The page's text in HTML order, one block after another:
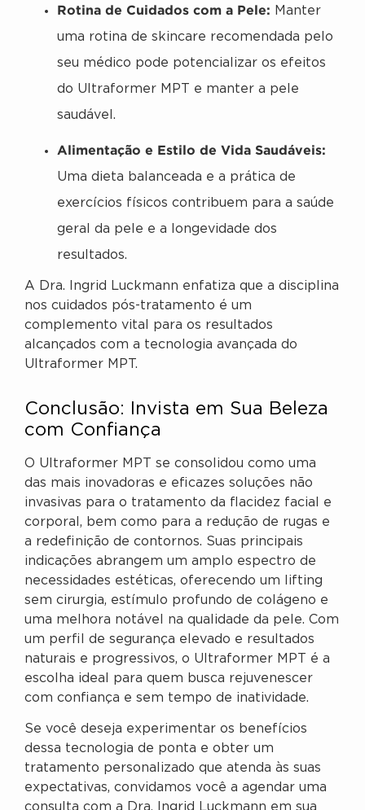
Rotina de Cuidados com a Pele: Manter
uma rotina de skincare recomendada pelo
seu médico pode potencializar os efeitos
do Ultraformer MPT e manter a pele
saudável.
Alimentação e Estilo de Vida Saudáveis:
Uma dieta balanceada e a prática de
exercícios físicos contribuem para a saúde
geral da pele e a longevidade dos
resultados.
A Dra. Ingrid Luckmann enfatiza que a disciplina
nos cuidados pós-tratamento é um
complemento vital para os resultados
alcançados com a tecnologia avançada do
Ultraformer MPT.
Conclusão: Invista em Sua Beleza
com Confiança
O Ultraformer MPT se consolidou como uma
das mais inovadoras e eficazes soluções não
invasivas para o tratamento da flacidez facial e
corporal, bem como para a redução de rugas e
a redefinição de contornos. Suas principais
indicações abrangem um amplo espectro de
necessidades estéticas, oferecendo um lifting
sem cirurgia, estímulo profundo de colágeno e
uma melhora notável na qualidade da pele. Com
um perfil de segurança elevado e resultados
naturais e progressivos, o Ultraformer MPT é a
escolha ideal para quem busca rejuvenescer
com confiança e sem tempo de inatividade.
Se você deseja experimentar os benefícios
dessa tecnologia de ponta e obter um
tratamento personalizado que atenda às suas
expectativas, convidamos você a agendar uma
consulta com a Dra. Ingrid Luckmann em sua